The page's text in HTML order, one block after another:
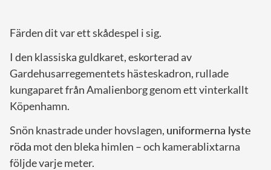
Färden dit var ett skådespel i sig.
I den klassiska guldkaret, eskorterad av
Gardehusarregementets hästeskadron, rullade
kungaparet från Amalienborg genom ett vinterkallt
Köpenhamn.
Snön knastrade under hovslagen, uniformerna lyste
röda mot den bleka himlen – och kamerablixtarna
följde varje meter.